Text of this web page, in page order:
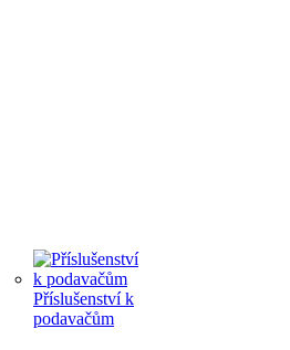
Příslušenství k
podavačům